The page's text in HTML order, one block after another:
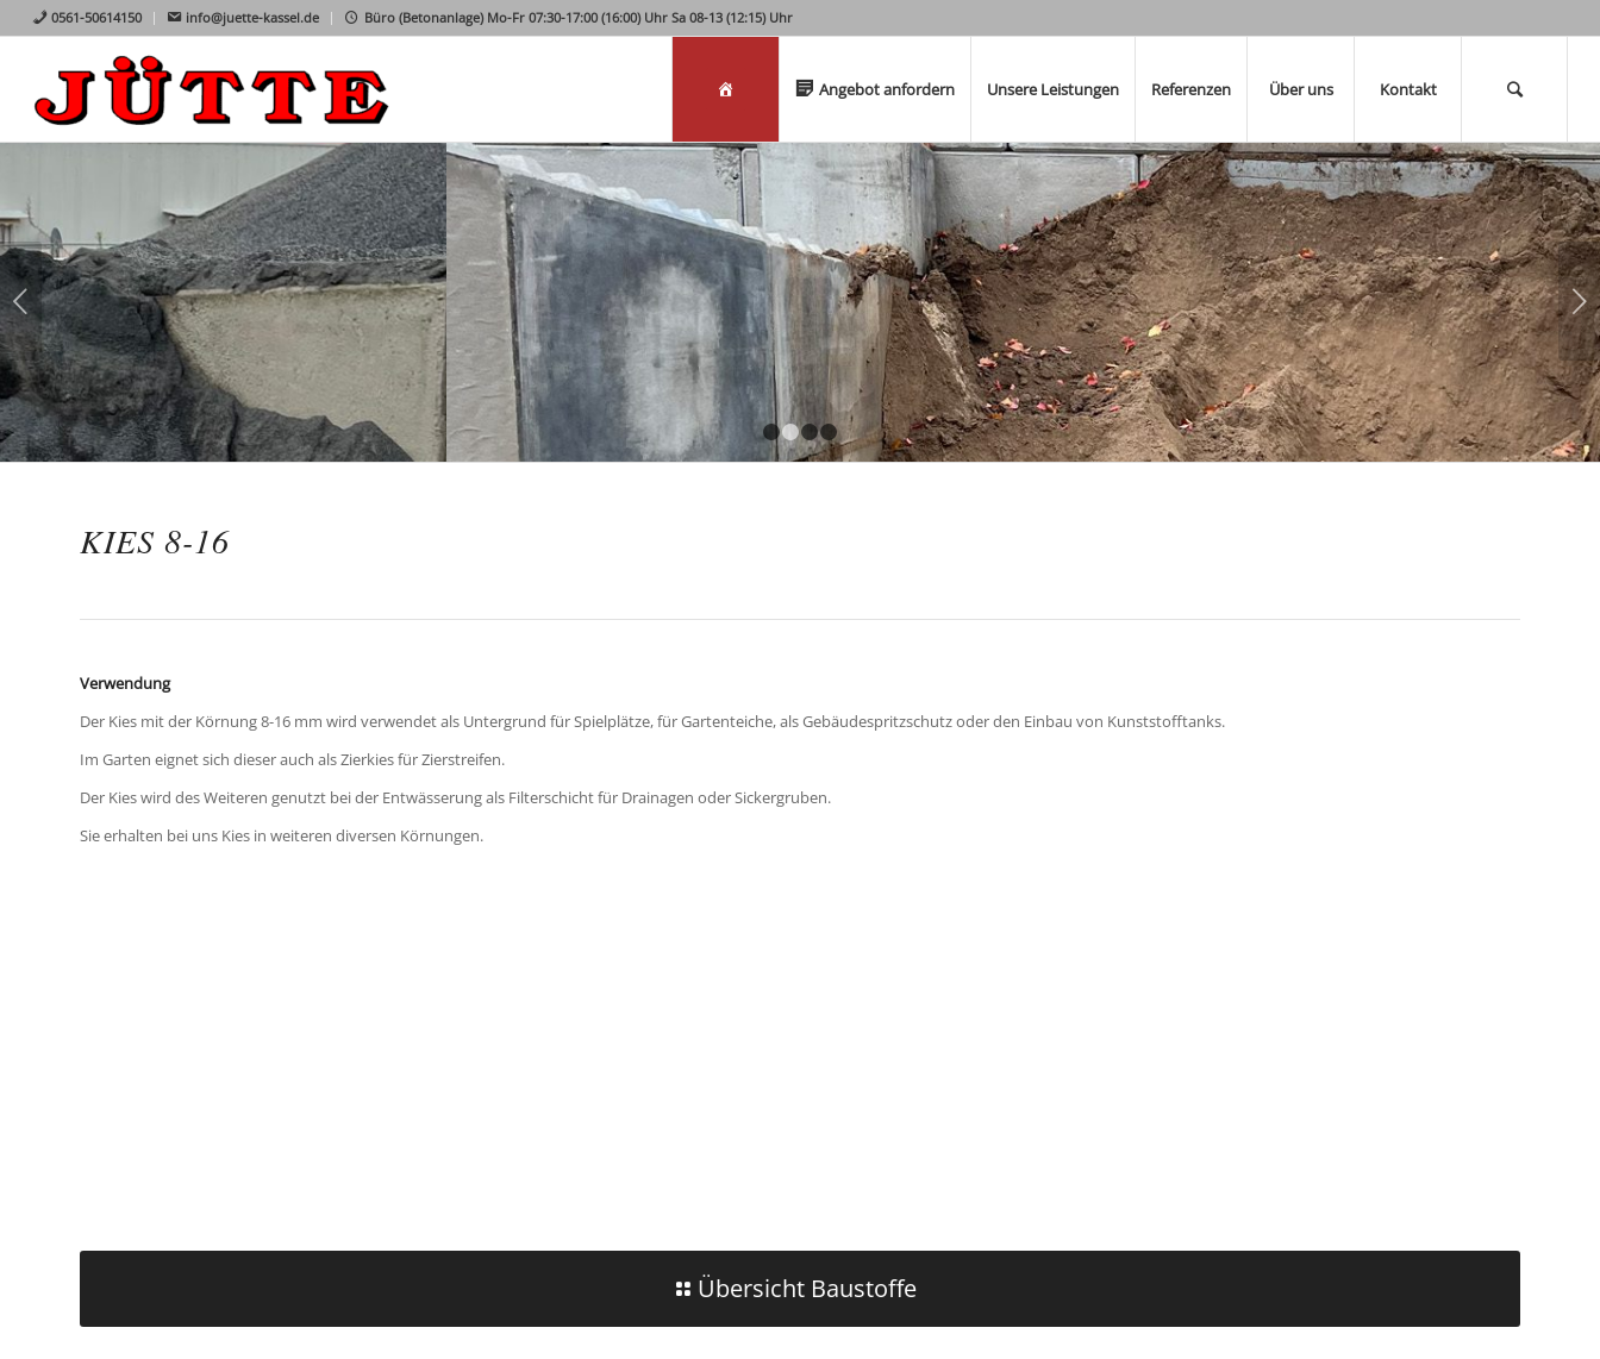
0561-50614150 info@juette-kassel.de Büro (Betonanlage) Mo-Fr 07:30-17:00 (16:00) Uhr Sa 08-13 (12:15) Uhr
WillkommenAngebot anfordern Unsere Leistungen Referenzen Über uns Kontakt
Weiter
1 2 3 4
KIES 8-16
Verwendung
Der Kies mit der Körnung 8-16 mm wird verwendet als Untergrund für Spielplätze, für Gartenteiche, als Gebäudespritzschutz oder den Einbau von Kunststofftanks.
Im Garten eignet sich dieser auch als Zierkies für Zierstreifen.
Der Kies wird des Weiteren genutzt bei der Entwässerung als Filterschicht für Drainagen oder Sickergruben.
Sie erhalten bei uns Kies in weiteren diversen Körnungen.
Übersicht Baustoffe